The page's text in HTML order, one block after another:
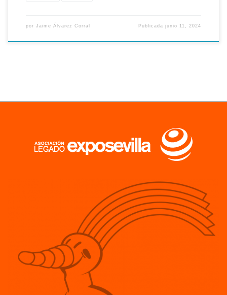
por Jaime Álvarez Corral Publicadajunio 11, 2024